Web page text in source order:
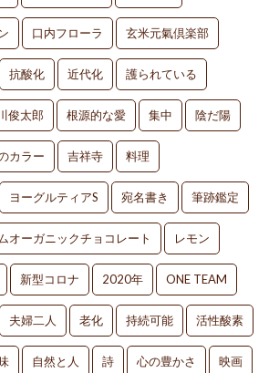
口内フローラ 玄米元氣倶楽部
抗酸化 近代化 護られている
俊太郎 根源的な愛 集中 陰だ陽
カラー 吉祥寺 料理
ヨーグルティアS 宛名書き 筆跡鑑定
オーガニックチョコレート レモン
新型コロナ 2020年 ONE TEAM
夫婦二人 老化 持続可能 活性酸素
自然と人 詩 心の豊かさ 映画